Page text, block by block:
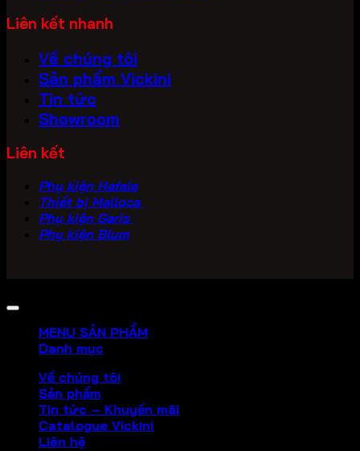
Liên kết nhanh
Về chúng tôi
Sản phẩm Vickini
Tin tức
Showroom
Liên kết
Phụ kiện Hafele
Thiết bị Malloca
Phụ kiện Garis
Phụ kiện Blum
MENU SẢN PHẨM
Danh mục
Về chúng tôi
Sản phẩm
Tin tức – Khuyến mãi
Catalogue Vickini
Liên hệ